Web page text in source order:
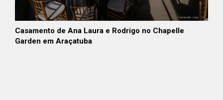
Casamento de Ana Laura e Rodrigo no Chapelle
Garden em Araçatuba